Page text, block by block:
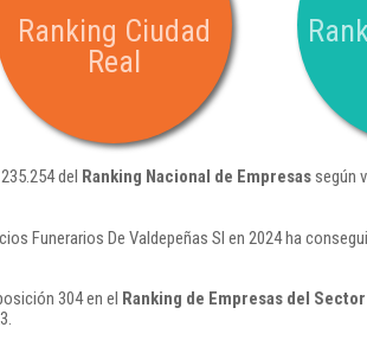
Ranking Ciudad
Real
del Ranking Nacional de Empresassegún
Funerarios De Valdepeñas Sl en 2024 ha
304 en el Ranking de Empresas del